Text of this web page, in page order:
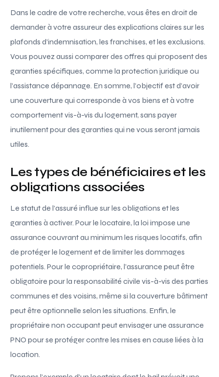
Dans le cadre de votre recherche, vous êtes en droit de
demander à votre assureur des explications claires sur les
plafonds d’indemnisation, les franchises, et les exclusions.
Vous pouvez aussi comparer des offres qui proposent des
garanties spécifiques, comme la protection juridique ou
l’assistance dépannage. En somme, l’objectif est d’avoir
une couverture qui corresponde à vos biens et à votre
comportement vis-à-vis du logement, sans payer
inutilement pour des garanties qui ne vous seront jamais
utiles.
Les types de bénéficiaires et les
obligations associées
Le statut de l’assuré influe sur les obligations et les
garanties à activer. Pour le locataire, la loi impose une
assurance couvrant au minimum les risques locatifs, afin
de protéger le logement et de limiter les dommages
potentiels. Pour le copropriétaire, l’assurance peut être
obligatoire pour la responsabilité civile vis-à-vis des parties
communes et des voisins, même si la couverture bâtiment
peut être optionnelle selon les situations. Enfin, le
propriétaire non occupant peut envisager une assurance
PNO pour se protéger contre les mises en cause liées à la
location.